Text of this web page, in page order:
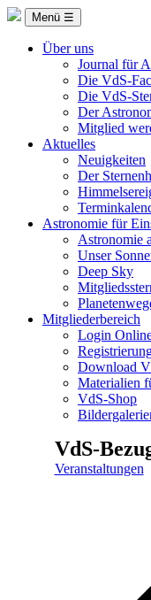
Menü ☰
Über uns
Journal für
Die VdS-
Die VdS-
Der
Mitglied
Aktuelles
Neuigkeiten
Der
Astronomie für
Astronomie
Unser
Deep Sky
Mitgliederbereich
Login
Download
Materialien
VdS-Shop
VdS-
Veranstaltungen